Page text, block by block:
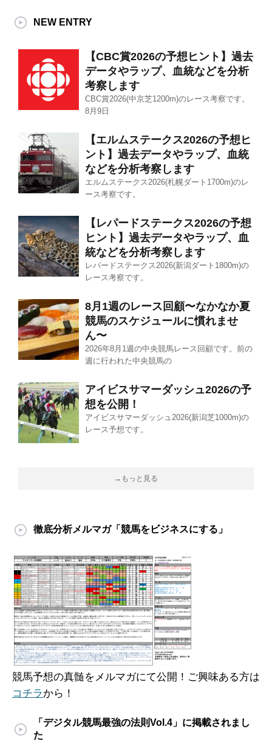
NEW ENTRY
【CBC賞2026の予想ヒント】過去
データやラップ、血統などを分析
考察します
CBC賞2026(中京芝1200m)のレース考察です。
8月9日
【エルムステークス2026の予想ヒ
ント】過去データやラップ、血統
などを分析考察します
エルムステークス2026(札幌ダート1700m)のレ
ース考察です。
【レパードステークス2026の予想
ヒント】過去データやラップ、血
統などを分析考察します
レパードステークス2026(新潟ダート1800m)の
レース考察です。
8月1週のレース回顧〜なかなか夏
競馬のスケジュールに慣れませ
ん〜
2026年8月1週の中央競馬レース回顧です。前の
週に行われた中央競馬の
アイビスサマーダッシュ2026の予
想を公開！
アイビスサマーダッシュ2026(新潟芝1000m)の
レース予想です。
→もっと見る
徹底分析メルマガ「競馬をビジネスにする」
競馬予想の真髄をメルマガにて公開！ご興味ある方は
コチラ から！
「デジタル競馬最強の法則Vol.4」に掲載されまし
た